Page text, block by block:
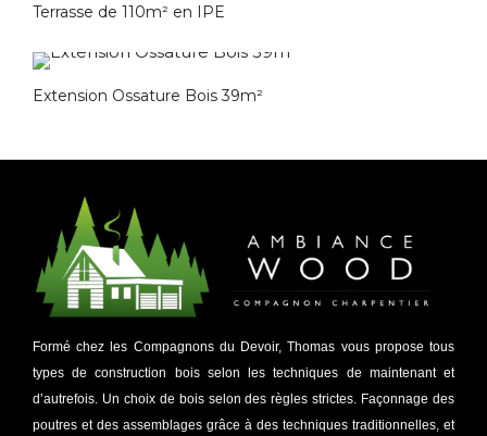
Terrasse de 110m² en IPE
Extension Ossature Bois 39m²
Formé chez les Compagnons du Devoir, Thomas vous propose tous
types de construction bois selon les techniques de maintenant et
d’autrefois. Un choix de bois selon des règles strictes. Façonnage des
poutres et des assemblages grâce à des techniques traditionnelles, et